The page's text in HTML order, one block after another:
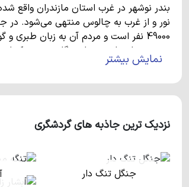
بندر نوشهر در غرب استان مازندران
نور و از غرب به چالوس منتهی می‌شود. در
49000 نفر است و مردم آن به زبان
نیروی دریایی ارتش و ایستگاه سینوپتیک
جاذبه‌های طبیعی و اماکن
از مناطق دیدنی شهر نوشهر می‌توان به
سیسنگان و ... اشاره کرد. سیسنگان یکی از
و ساحل تنها به اندازه یک جاده با هم فاصله
نمایش بیشتر
نزدیک ترین جاذبه های گردشگری
جنگل تنگ دار